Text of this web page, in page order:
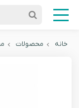
خانه محصولات